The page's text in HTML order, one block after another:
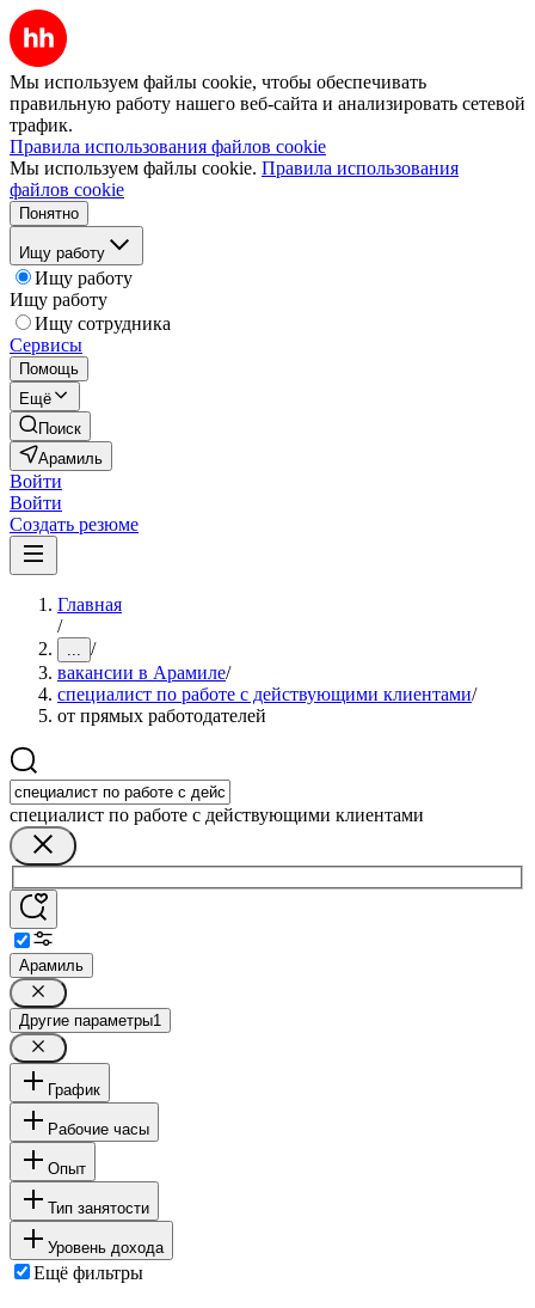
Мы используем файлы cookie, чтобы обеспечивать
правильную работу нашего веб-сайта и анализировать сетевой
трафик.
Правила использования файлов cookie
Мы используем файлы cookie. Правила использования
файлов cookie
Понятно
Ищу работу
Ищу работу
Ищу работу
Ищу сотрудника
Сервисы
Помощь
Ещё
Поиск
Арамиль
Войти
Войти
Создать резюме
Главная
/
... /
вакансии в Арамиле/
специалист по работе с действующими клиентами/
от прямых работодателей
специалист по работе с действующими клиентами
Арамиль
Другие параметры1
График
Рабочие часы
Опыт
Тип занятости
Уровень дохода
Ещё фильтры